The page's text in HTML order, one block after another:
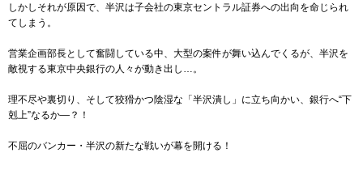
しかしそれが原因で、半沢は子会社の東京セントラル証券への出向を命じられ
てしまう。
営業企画部長として奮闘している中、大型の案件が舞い込んでくるが、半沢を
敵視する東京中央銀行の人々が動き出し…。
理不尽や裏切り、そして狡猾かつ陰湿な「半沢潰し」に立ち向かい、銀行へ“下
剋上”なるか―？！
不屈のバンカー・半沢の新たな戦いが幕を開ける！